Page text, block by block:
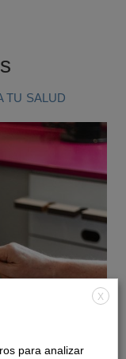
TU SALUD
X
para analizar